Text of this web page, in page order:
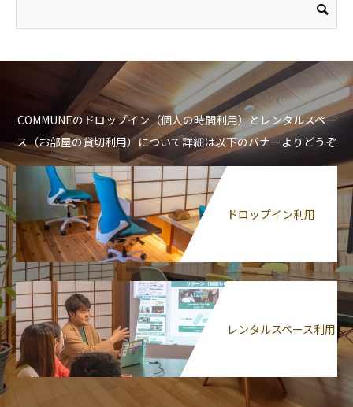
COMMUNEのドロップイン（個人の時間利用）とレンタルスペー
ス（お部屋の貸切利用）について詳細は以下のバナーよりどうぞ
ドロップイン利用
レンタルスペース利用